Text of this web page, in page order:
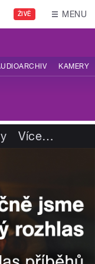
ŽIVĚ MENU
KAMERY
Více…